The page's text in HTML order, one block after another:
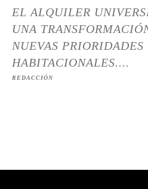
EL ALQUILER
UNA
NUEVAS PRIORIDADES
HABITACIONALES....
REDACCIÓN